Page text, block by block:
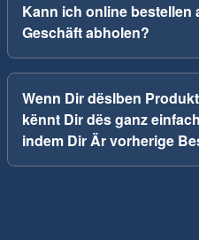
Kann ich online bestellen
Geschäft abholen?
Wenn Dir dëslben
kënnt Dir dës ganz
indem Dir Är vorherige